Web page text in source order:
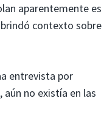
aparentemente es
contexto sobre
entrevista por
no existía en las